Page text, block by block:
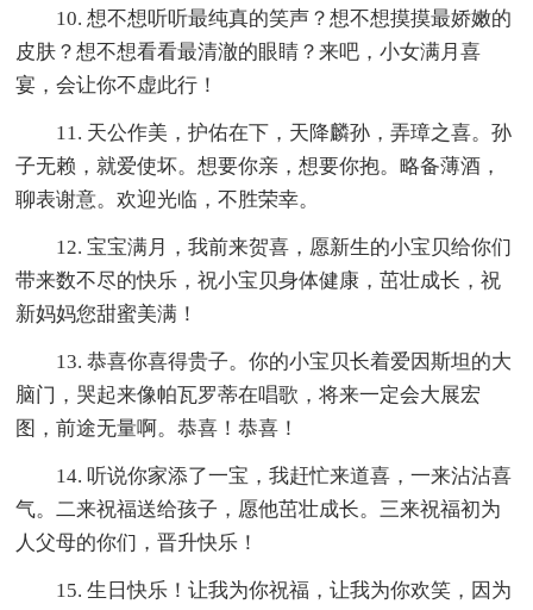
10. 想不想听听最纯真的笑声？想不想摸摸最娇嫩的
皮肤？想不想看看最清澈的眼睛？来吧，小女满月喜
宴，会让你不虚此行！
11. 天公作美，护佑在下，天降麟孙，弄璋之喜。孙
子无赖，就爱使坏。想要你亲，想要你抱。略备薄酒，
聊表谢意。欢迎光临，不胜荣幸。
12. 宝宝满月，我前来贺喜，愿新生的小宝贝给你们
带来数不尽的快乐，祝小宝贝身体健康，茁壮成长，祝
新妈妈您甜蜜美满！
13. 恭喜你喜得贵子。你的小宝贝长着爱因斯坦的大
脑门，哭起来像帕瓦罗蒂在唱歌，将来一定会大展宏
图，前途无量啊。恭喜！恭喜！
14. 听说你家添了一宝，我赶忙来道喜，一来沾沾喜
气。二来祝福送给孩子，愿他茁壮成长。三来祝福初为
人父母的你们，晋升快乐！
15. 生日快乐！让我为你祝福，让我为你欢笑，因为